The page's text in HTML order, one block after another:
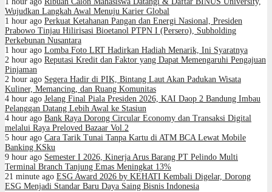
Wujudkan Langkah Awal Menuju Karier Global
1 hour ago Perkuat Ketahanan Pangan dan Energi Nasional, Presiden
Prabowo Tinjau Hilirisasi Bioetanol PTPN I (Persero), Subholding
Perkebunan Nusantara
1 hour ago Lomba Foto LRT Hadirkan Hadiah Menarik, Ini Syaratnya
2 hour ago Reputasi Kredit dan Faktor yang Dapat Memengaruhi Pengajuan
Pinjaman
2 hour ago Segera Hadir di PIK, Bintang Laut Akan Padukan Wisata
Kuliner, Memancing, dan Ruang Komunitas
4 hour ago Jelang Final Piala Presiden 2026, KAI Daop 2 Bandung Imbau
Pelanggan Datang Lebih Awal ke Stasiun
4 hour ago Bank Raya Dorong Circular Economy dan Transaksi Digital
melalui Raya Preloved Bazaar Vol.2
5 hour ago Cara Tarik Tunai Tanpa Kartu di ATM BCA Lewat Mobile
Banking KSku
9 hour ago Semester I 2026, Kinerja Arus Barang PT Pelindo Multi
Terminal Branch Tanjung Emas Meningkat 13%
21 minute ago ESG Award 2026 by KEHATI Kembali Digelar, Dorong
ESG Menjadi Standar Baru Daya Saing Bisnis Indonesia